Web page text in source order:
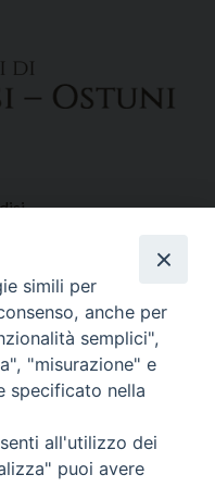
- 13
simili per
anche per
semplici",
"misurazione" e
specificato nella
all'utilizzo dei
puoi avere